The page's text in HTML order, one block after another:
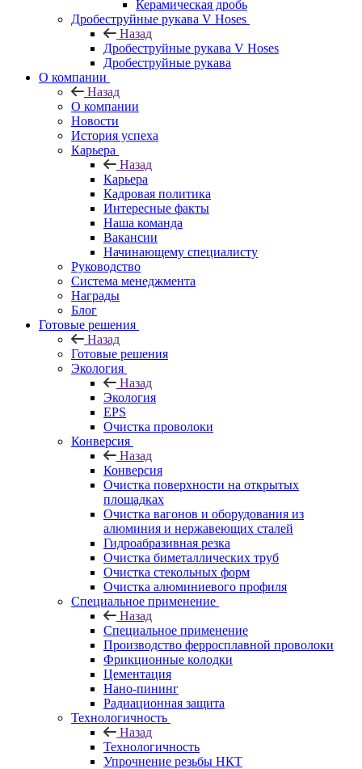
Керамическая дробь
Дробеструйные рукава V Hoses
Назад
Дробеструйные рукава V Hoses
Дробеструйные рукава
О компании
Назад
О компании
Новости
История успеха
Карьера
Назад
Карьера
Кадровая политика
Интересные факты
Наша команда
Вакансии
Начинающему специалисту
Руководство
Система менеджмента
Награды
Блог
Готовые решения
Назад
Готовые решения
Экология
Назад
Экология
EPS
Очистка проволоки
Конверсия
Назад
Конверсия
Очистка поверхности на открытых
площадках
Очистка вагонов и оборудования из
алюминия и нержавеющих сталей
Гидроабразивная резка
Очистка биметаллических труб
Очистка стекольных форм
Очистка алюминиевого профиля
Специальное применение
Назад
Специальное применение
Производство ферросплавной проволоки
Фрикционные колодки
Цементация
Нано-пининг
Радиационная защита
Технологичность
Назад
Технологичность
Упрочнение резьбы НКТ